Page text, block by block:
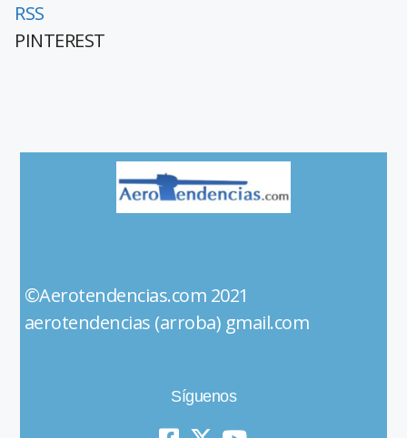
RSS
PINTEREST
©Aerotendencias.com 2021
aerotendencias (arroba) gmail.com
Síguenos